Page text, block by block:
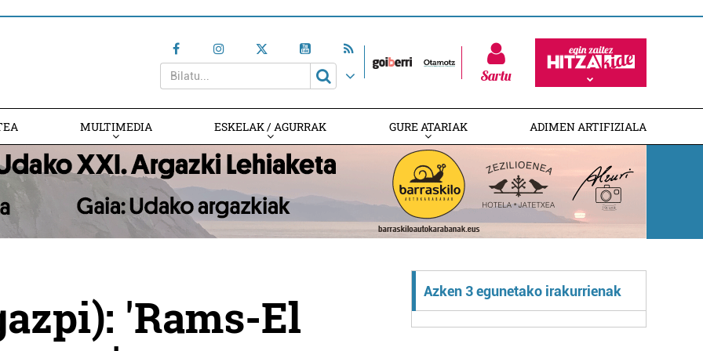
Sartu
MULTIMEDIA ESKELAK / AGURRAK GURE ATARIAK ADIMEN ARTIFIZIALA
'Rams-El
Azken 3 egunetako irakurrienak